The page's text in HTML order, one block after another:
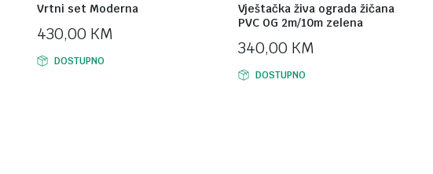
Vrtni set Moderna
430,00 KM
DOSTUPNO
Vještačka živa ograda žičana
PVC OG 2m/10m zelena
340,00 KM
DOSTUPNO